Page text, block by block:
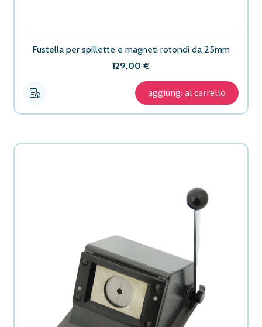
Fustella per spillette e magneti rotondi da 25mm
129,00 €
aggiungi al carrello